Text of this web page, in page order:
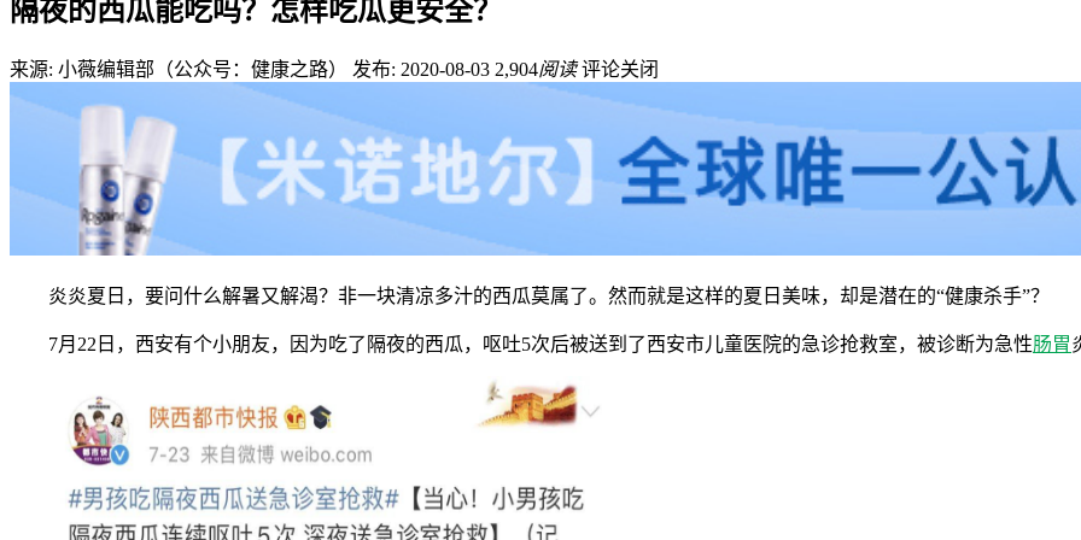
隔夜的西瓜能吃吗？怎样吃瓜更安全？
来源: 小薇编辑部（公众号：健康之路） 发布: 2020-08-03 2,904阅读 评论关闭
炎炎夏日，要问什么解暑又解渴？非一块清凉多汁的西瓜莫属了。然而就是这样的夏日美味，却是潜在的“健康杀手”？
7月22日，西安有个小朋友，因为吃了隔夜的西瓜，呕吐5次后被送到了西安市儿童医院的急诊抢救室，被诊断为急性肠胃